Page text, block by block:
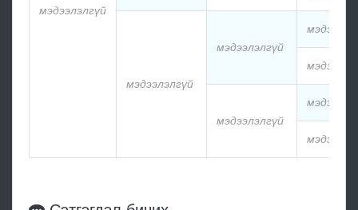
мэдээлэлгүй
мэдээлэлгүй
мэдээлэлгүй
мэдээлэлгүй